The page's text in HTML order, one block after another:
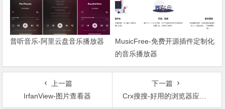
普听音乐-阿里云盘音乐播放器
MusicFree-免费开源插件定制化
的音乐播放器
上一篇
IrfanView-图片查看器
下一篇
Crx搜搜-好用的浏览器应用商店